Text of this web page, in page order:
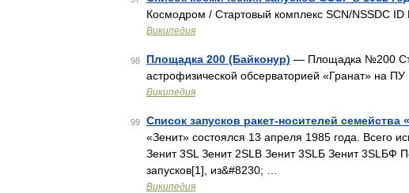
Космодром / Стартовый комплекс SCN/NSSDC ID
Википедия
98 Площадка 200 (Байконур) — Площадка №200
астрофизической обсерваторией «Гранат» на
Википедия
99 Список запусков ракет-носителей семейства
«Зенит» состоялся 13 апреля 1985 года. Всего
Зенит 3SL Зенит 2SLB Зенит 3SLБ Зенит 3SLБФ
запусков[1], из&#8230; …
Википедия